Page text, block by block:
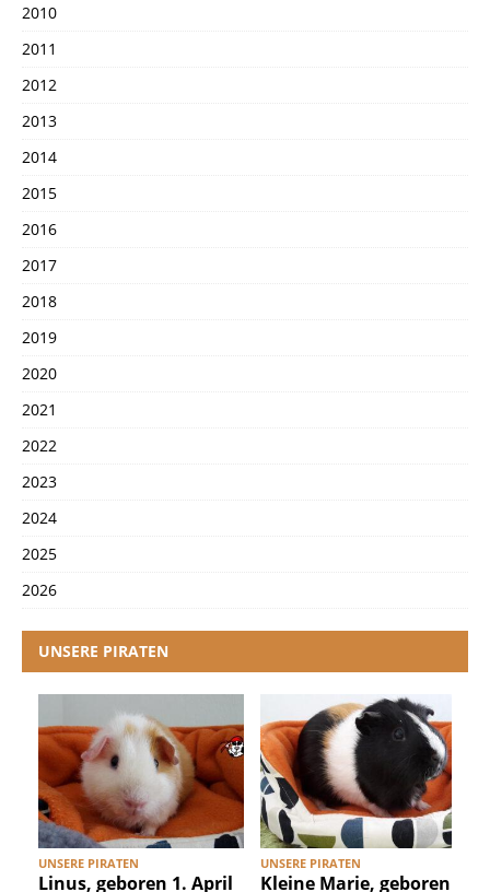
2010
2011
2012
2013
2014
2015
2016
2017
2018
2019
2020
2021
2022
2023
2024
2025
2026
UNSERE PIRATEN
UNSERE PIRATEN
Linus, geboren 1. April
UNSERE PIRATEN
Kleine Marie, geboren